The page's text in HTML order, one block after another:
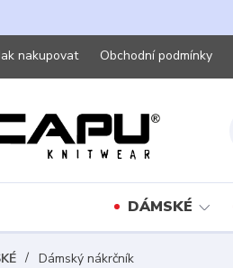
nakupovat Obchodní podmínky
DÁMSKÉ
Dámský nákrčník